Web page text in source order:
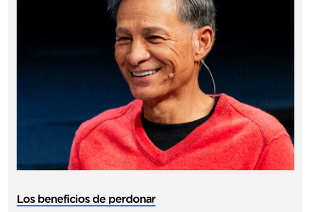
Los beneficios de perdonar